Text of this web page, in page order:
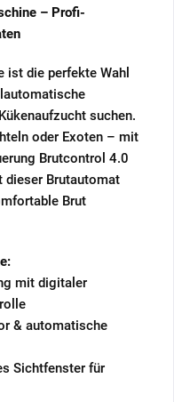
– Profi-
ist die perfekte Wahl
suchen.
oder Exoten – mit
Brutcontrol 4.0
dieser Brutautomat
Brut
mit digitaler
& automatische
Sichtfenster für